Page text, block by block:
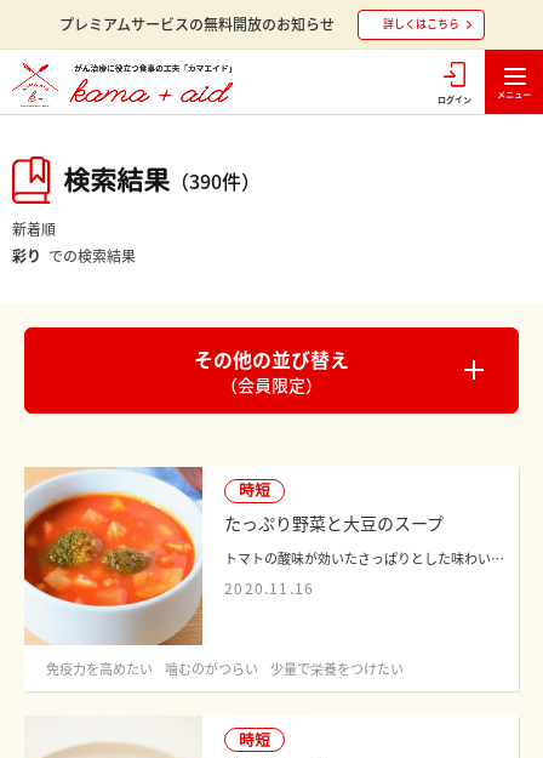
プレミアムサービスの無料開放のお知らせ 詳しくはこちら
ログイン
検索結果（390件）
新着順
彩り での検索結果
その他の並び替え
（会員限定）
時短
たっぷり野菜と大豆のスープ
トマトの酸味が効いたさっぱりとした味わいのスープです。1品で野菜と大豆の栄養を摂取...
2020.11.16
免疫力を高めたい 噛むのがつらい 少量で栄養をつけたい
時短